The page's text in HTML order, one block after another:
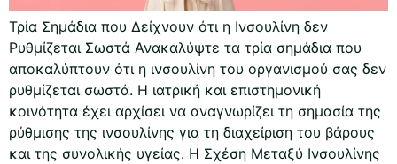
Τρία Σημάδια που Δείχνουν ότι η Ινσουλίνη δεν
Ρυθμίζεται Σωστά Ανακαλύψτε τα τρία σημάδια που
αποκαλύπτουν ότι η ινσουλίνη του οργανισμού σας δεν
ρυθμίζεται σωστά. Η ιατρική και επιστημονική
κοινότητα έχει αρχίσει να αναγνωρίζει τη σημασία της
ρύθμισης της ινσουλίνης για τη διαχείριση του βάρους
και της συνολικής υγείας. Η Σχέση Μεταξύ Ινσουλίνης